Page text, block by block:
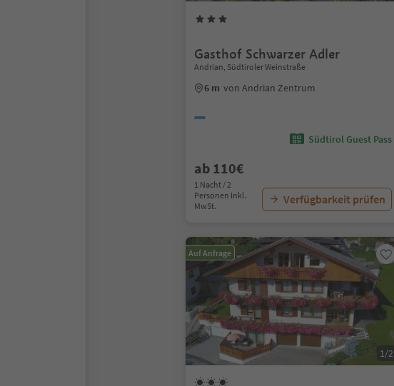
Gasthof Schwarzer Adler
Andrian, Südtiroler Weinstraße
6 m von Andrian Zentrum
Südtirol Guest Pass
ab 110€
1 Nacht / 2
Personen Inkl.
MwSt.
Verfügbarkeit prüfen
Auf Anfrage
1/2